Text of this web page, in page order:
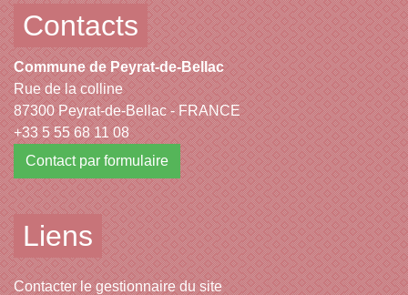
Contacts
Commune de Peyrat-de-Bellac
Rue de la colline
87300 Peyrat-de-Bellac - FRANCE
+33 5 55 68 11 08
Contact par formulaire
Liens
Contacter le gestionnaire du site